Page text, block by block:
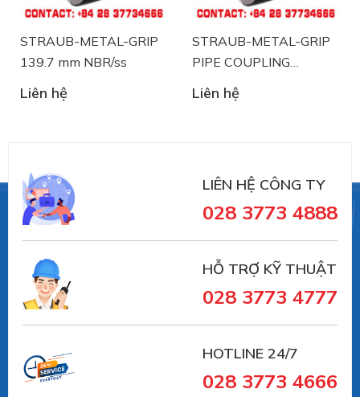
Straublà nhà sản xuất thiết bị khớp nối ống và
xử lý sự cố đường ống đến từ Thụy Sĩ. Straub đã có
trên 30 năm trong lĩnh vực sản xuất và cung ứng
trong lĩnh vực sử dụng khớp nối đường ống:
- Lĩnh vực đường ống xử lý nước thải, đường cống
ngầm.
STRAUB-METAL-GRIP
139.7 mm NBR/ss
Liên hệ
STRAUB-METAL-GRIP
PIPE COUPLING
STRAUB 88.9 mm
NBR/ss
Liên hệ
LIÊN HỆ CÔNG TY
028 3773 4888
HỖ TRỢ KỸ THUẬT
028 3773 4777
HOTLINE 24/7
028 3773 4666